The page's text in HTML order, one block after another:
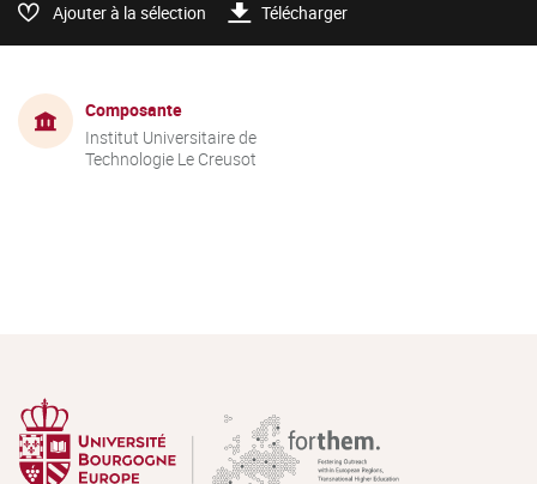
Ajouter à la sélection Télécharger
Composante
Institut Universitaire de
Technologie Le Creusot